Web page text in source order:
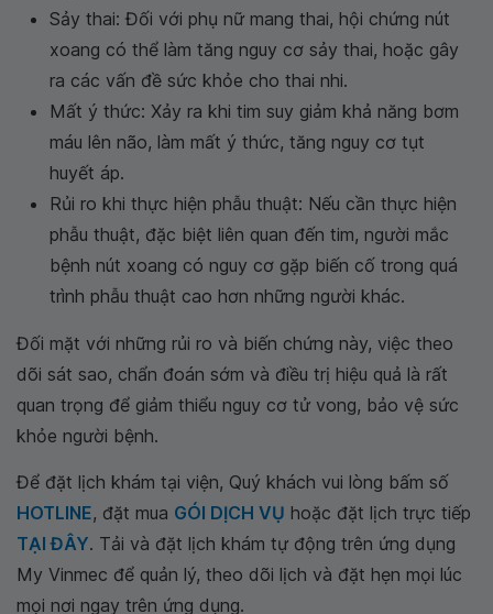
Sảy thai: Đối với phụ nữ mang thai, hội chứng nút
xoang có thể làm tăng nguy cơ sảy thai, hoặc gây
ra các vấn đề sức khỏe cho thai nhi.
Mất ý thức: Xảy ra khi tim suy giảm khả năng bơm
máu lên não, làm mất ý thức, tăng nguy cơ tụt
huyết áp.
Rủi ro khi thực hiện phẫu thuật: Nếu cần thực hiện
phẫu thuật, đặc biệt liên quan đến tim, người mắc
bệnh nút xoang có nguy cơ gặp biến cố trong quá
trình phẫu thuật cao hơn những người khác.
Đối mặt với những rủi ro và biến chứng này, việc theo
dõi sát sao, chẩn đoán sớm và điều trị hiệu quả là rất
quan trọng để giảm thiểu nguy cơ tử vong, bảo vệ sức
khỏe người bệnh.
Để đặt lịch khám tại viện, Quý khách vui lòng bấm số
HOTLINE, đặt mua GÓI DỊCH VỤ hoặc đặt lịch trực tiếp
TẠI ĐÂY. Tải và đặt lịch khám tự động trên ứng dụng
My Vinmec để quản lý, theo dõi lịch và đặt hẹn mọi lúc
mọi nơi ngay trên ứng dụng.